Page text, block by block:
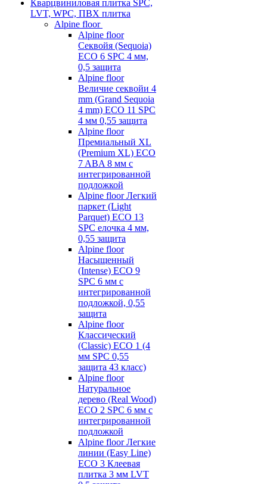
Кварцвиниловая плитка SPC,
LVT, WPC, ПВХ плитка
Alpine floor
Alpine floor
Секвойя (Sequoia)
ECO 6 SPC 4 мм,
0,5 защита
Alpine floor
Величие секвойи 4
mm (Grand Sequoia
4 mm) ECO 11 SPC
4 мм 0,55 защита
Alpine floor
Премиальный XL
(Premium XL) ECO
7 ABA 8 мм с
интегрированной
подложкой
Alpine floor Легкий
паркет (Light
Parquet) ECO 13
SPC елочка 4 мм,
0,55 защита
Alpine floor
Насыщенный
(Intense) ECO 9
SPC 6 мм с
интегрированной
подложкой, 0,55
защита
Alpine floor
Классический
(Classic) ECO 1 (4
мм SPC 0,55
защита 43 класс)
Alpine floor
Натуральное
дерево (Real Wood)
ECO 2 SPC 6 мм с
интегрированной
подложкой
Alpine floor Легкие
линии (Easy Line)
ECO 3 Клеевая
плитка 3 мм LVT